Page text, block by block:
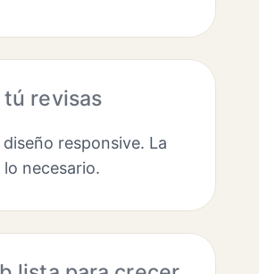
tú revisas
responsive. La
necesario.